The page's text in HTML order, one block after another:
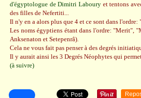
d'égyptologue de Dimitri Labouryet tentons
des filles de Nefertiti...
Il n'y en a alors plus que 4 et ce sont dans
Les noms égyptiens étant dans l'ordre: "Merit",
Anksenaton et Setepenrâ).
Cela ne vous fait pas penser à des degrés
Il y aurait ainsi les 3 Degrés Néophytes qui
(à suivre)